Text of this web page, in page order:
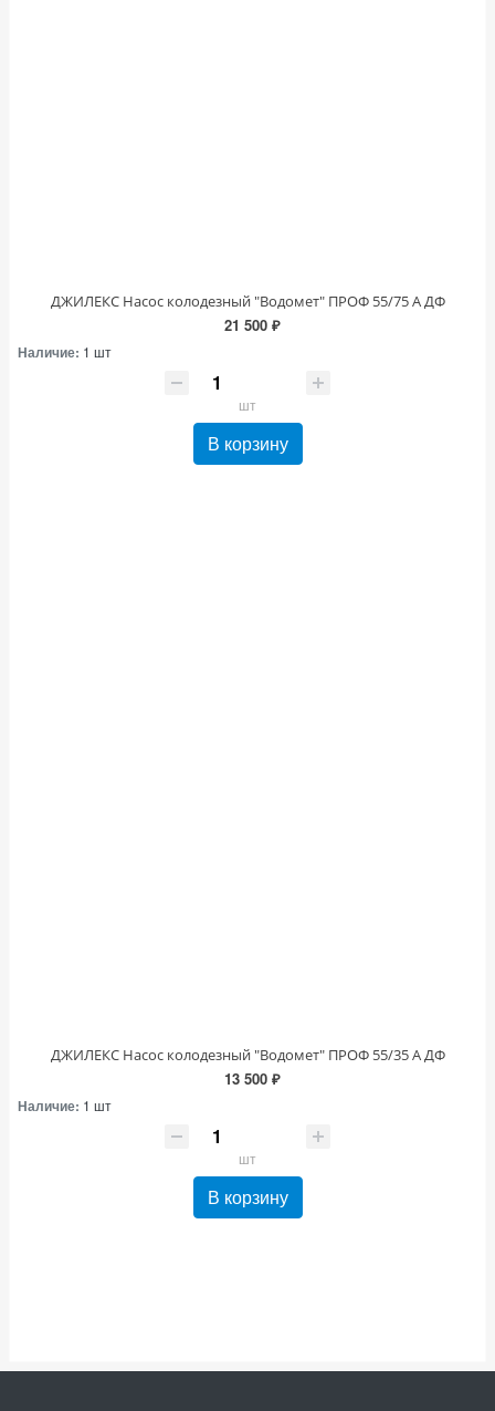
ДЖИЛЕКС Насос колодезный "Водомет" ПРОФ 55/75 А ДФ
21 500 ₽
Наличие: 1 шт
шт
В корзину
ДЖИЛЕКС Насос колодезный "Водомет" ПРОФ 55/35 А ДФ
13 500 ₽
Наличие: 1 шт
шт
В корзину